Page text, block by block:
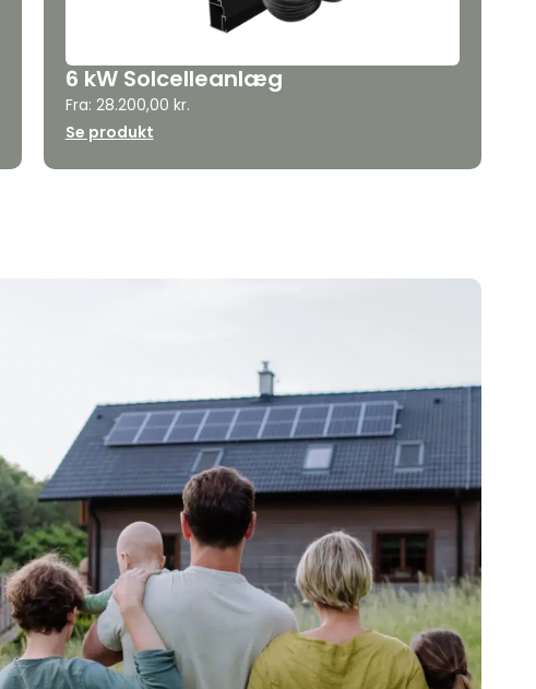
6 kW Solcelleanlæg
Fra: 28.200,00 kr.
Se produkt